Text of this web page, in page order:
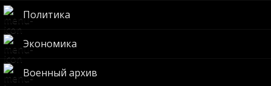
Политика
Экономика
Военный архив